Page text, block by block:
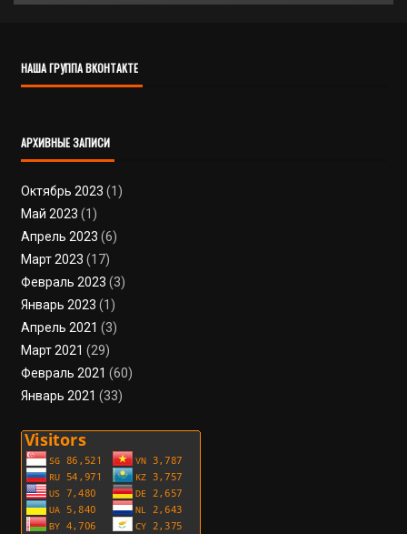
НАША ГРУППА ВКОНТАКТЕ
АРХИВНЫЕ ЗАПИСИ
Октябрь 2023 (1)
Май 2023 (1)
Апрель 2023 (6)
Март 2023 (17)
Февраль 2023 (3)
Январь 2023 (1)
Апрель 2021 (3)
Март 2021 (29)
Февраль 2021 (60)
Январь 2021 (33)